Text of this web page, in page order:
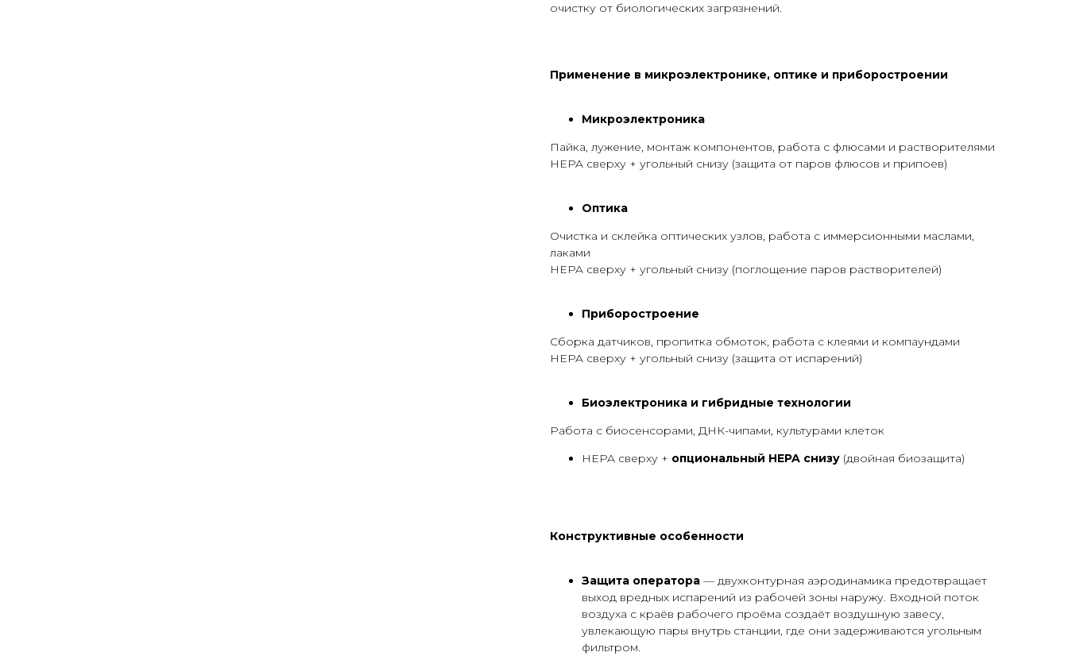
очистку от биологических загрязнений.
Применение в микроэлектронике, оптике и приборостроении
Микроэлектроника
Пайка, лужение, монтаж компонентов, работа с флюсами и растворителями
HEPA сверху + угольный снизу (защита от паров флюсов и припоев)
Оптика
Очистка и склейка оптических узлов, работа с иммерсионными маслами,
лаками
HEPA сверху + угольный снизу (поглощение паров растворителей)
Приборостроение
Сборка датчиков, пропитка обмоток, работа с клеями и компаундами
HEPA сверху + угольный снизу (защита от испарений)
Биоэлектроника и гибридные технологии
Работа с биосенсорами, ДНК-чипами, культурами клеток
HEPA сверху + опциональный HEPA снизу (двойная биозащита)
Конструктивные особенности
Защита оператора — двухконтурная аэродинамика предотвращает
выход вредных испарений из рабочей зоны наружу. Входной поток
воздуха с краёв рабочего проёма создаёт воздушную завесу,
увлекающую пары внутрь станции, где они задерживаются угольным
фильтром.